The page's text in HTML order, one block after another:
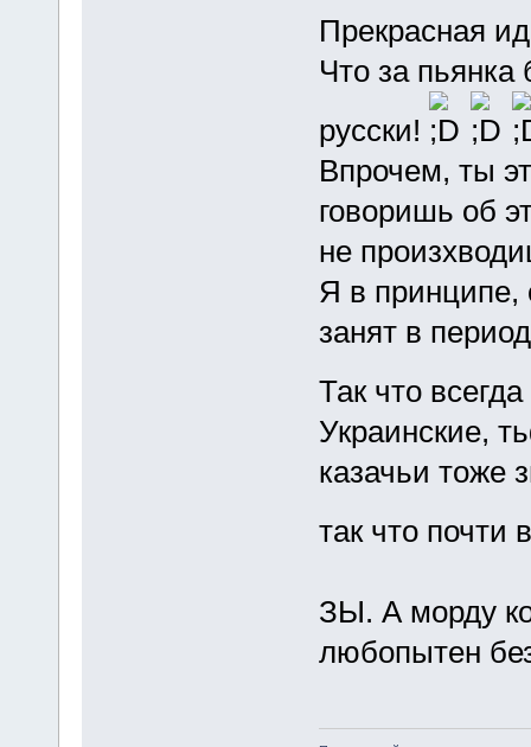
Прекрасная
Что за пьянка
русски!
Впрочем, ты
говоришь об
не
Я в принципе,
занят в
Так что
Украинские,
казачьи тоже
так что почти
ЗЫ. А морду
любопытен